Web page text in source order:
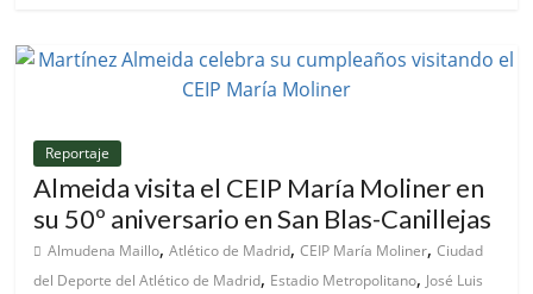
Reportaje
Almeida visita el CEIP María Moliner en
su 50º aniversario en San Blas-Canillejas
Almudena Maillo,Atlético de Madrid,CEIP María Moliner,Ciudad
del Deporte del Atlético de Madrid, Estadio Metropolitano, José Luis